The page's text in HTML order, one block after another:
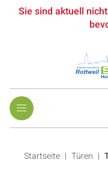
Sie sind aktuell
Startseite Türen |